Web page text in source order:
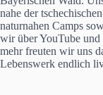
nahe der
naturnahen Camps
wir über YouTube und
mehr freuten wir uns
Lebenswerk endlich